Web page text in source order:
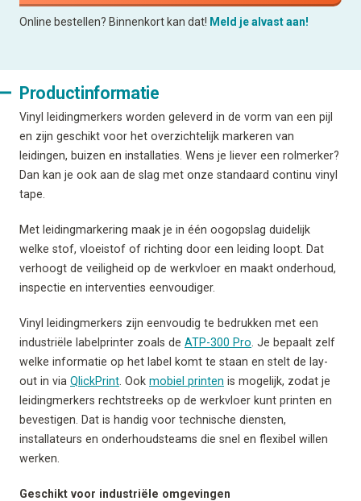
Online bestellen? Binnenkort kan dat! Meld je alvast aan!
Productinformatie
Vinyl leidingmerkers worden geleverd in de vorm van een pijl
en zijn geschikt voor het overzichtelijk markeren van
leidingen, buizen en installaties. Wens je liever een rolmerker?
Dan kan je ook aan de slag met onze standaard continu vinyl
tape.
Met leidingmarkering maak je in één oogopslag duidelijk
welke stof, vloeistof of richting door een leiding loopt. Dat
verhoogt de veiligheid op de werkvloer en maakt onderhoud,
inspectie en interventies eenvoudiger.
Vinyl leidingmerkers zijn eenvoudig te bedrukken met een
industriële labelprinter zoals de ATP-300 Pro . Je bepaalt zelf
welke informatie op het label komt te staan en stelt de lay-
out in via QlickPrint . Ook mobiel printen is mogelijk, zodat je
leidingmerkers rechtstreeks op de werkvloer kunt printen en
bevestigen. Dat is handig voor technische diensten,
installateurs en onderhoudsteams die snel en flexibel willen
werken.
Geschikt voor industriële omgevingen